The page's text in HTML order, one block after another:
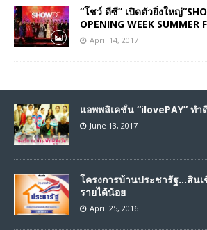
“โชว์ ดีซี” เปิดตัวยิ่งใหญ่
OPENING WEEK SUMMER
April 14, 2017
แอพพลิเคชั่น “ilovePAY” ทำ
June 13, 2017
โครงการบ้านประชารัฐ…สิน
รายได้น้อย
April 25, 2016